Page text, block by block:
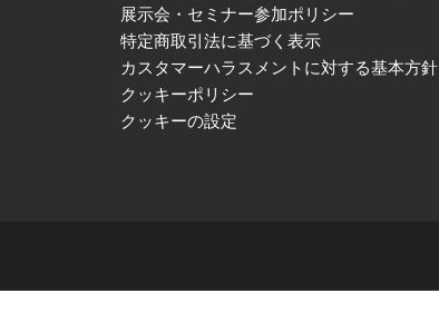
展示会・セミナー参加ポリシー
特定商取引法に基づく表示
カスタマーハラスメントに対する基本方針
クッキーポリシー
クッキーの設定